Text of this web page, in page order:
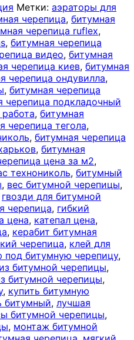
Метки: аэраторы для
черепица, битумная
черепица ruflex,
, битумная черепица
видео, битумная
черепица киев, битумная
черепица ондувилла,
, битумная черепица
черепица подкладочный
, битумная
черепица тегола,
, битумная черепица
, битумная
цена за м2,
технониколь, битумный
, вес битумной черепицы,
гвозди для битумной
черепица, гибкий
цена, катепал цена,
, керабит битумная
черепица, клей для
под битумную черепицу,
битумной черепицы,
битумной черепицы,
, купить битумную
битумный, лучшая
битумной черепицы,
, монтаж битумной